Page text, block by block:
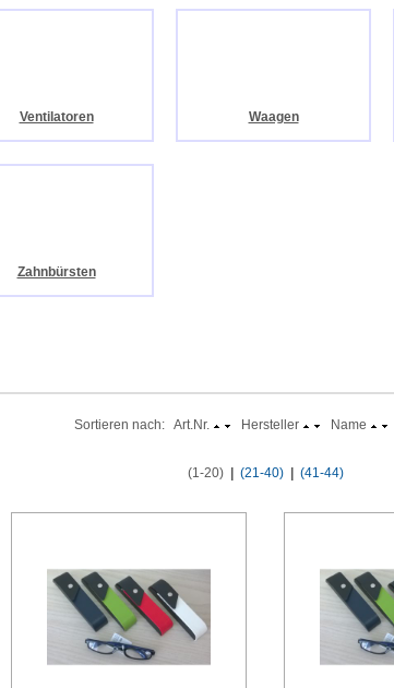
Ventilatoren Waagen
Zahnbürsten
Sortieren nach: Art.Nr. Hersteller Name
(1-20) (21-40) (41-44)